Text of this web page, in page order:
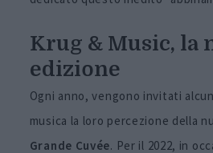
Krug & Music, la
edizione
Ogni anno, vengono invitati
musica la loro percezione della
Grande Cuvée. Per il 2022, in